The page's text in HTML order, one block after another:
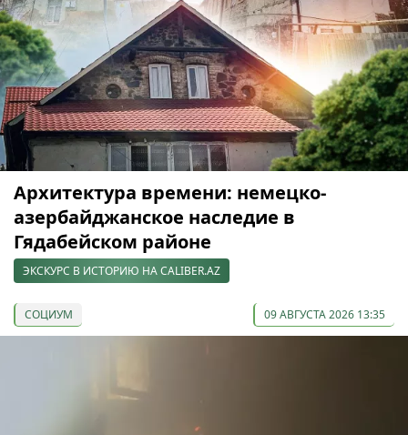
Архитектура времени: немецко-
азербайджанское наследие в
Гядабейском районе
ЭКСКУРС В ИСТОРИЮ НА CALIBER.AZ
СОЦИУМ 09 АВГУСТА 2026 13:35